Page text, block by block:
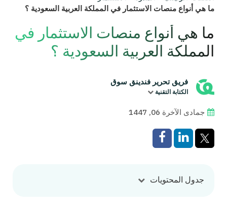
ما هي أنواع منصات الاستثمار في المملكة العربية السعودية ؟
ما هي أنواع منصات الاستثمار في
المملكة العربية السعودية ؟
فريق تحرير فندينق سوق
الكتابة التقنية
جمادى الآخرة 06, 1447
جدول المحتويات